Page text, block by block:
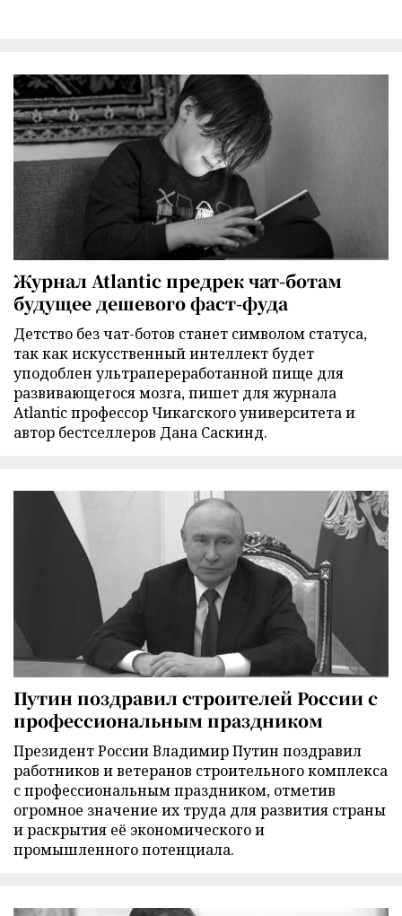
Журнал Atlantic предрек чат-ботам
будущее дешевого фаст-фуда
Детство без чат-ботов станет символом статуса,
так как искусственный интеллект будет
уподоблен ультрапереработанной пище для
развивающегося мозга, пишет для журнала
Atlantic профессор Чикагского университета и
автор бестселлеров Дана Саскинд.
Путин поздравил строителей России с
профессиональным праздником
Президент России Владимир Путин поздравил
работников и ветеранов строительного комплекса
с профессиональным праздником, отметив
огромное значение их труда для развития страны
и раскрытия её экономического и
промышленного потенциала.